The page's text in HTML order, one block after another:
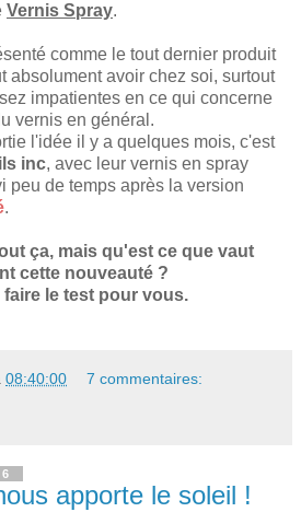
Vernis Spray.
comme le tout dernier produit
absolument avoir chez soi, surtout
impatientes en ce qui concerne
vernis en général.
l'idée il y a quelques mois, c'est
inc, avec leur vernis en spray
peu de temps après la version
.
ça, mais qu'est ce que vaut
cette nouveauté ?
le test pour vous.
08:40:00 7 commentaires:
apporte le soleil !